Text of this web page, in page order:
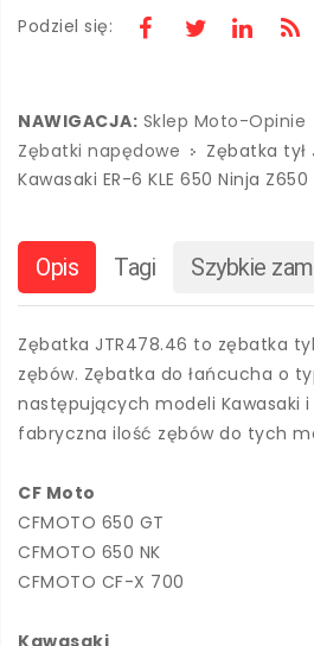
Podziel się:
NAWIGACJA: Sklep Moto-Opinie
Zębatki napędowe
Zębatka tył
Kawasaki ER-6 KLE 650 Ninja Z650
Opis Tagi Szybkie
Zębatka JTR478.46 to zębatka
zębów. Zębatka do łańcucha o
następujących modeli Kawasaki i
fabryczna ilość zębów do tych
CF Moto
CFMOTO 650 GT
CFMOTO 650 NK
CFMOTO CF-X 700